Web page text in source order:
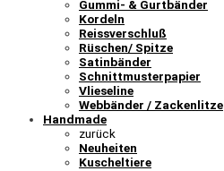
Gummi- & Gurtbänder
Kordeln
Reissverschluß
Rüschen/ Spitze
Satinbänder
Schnittmusterpapier
Vlieseline
Webbänder / Zackenlitze
Handmade
zurück
Neuheiten
Kuscheltiere